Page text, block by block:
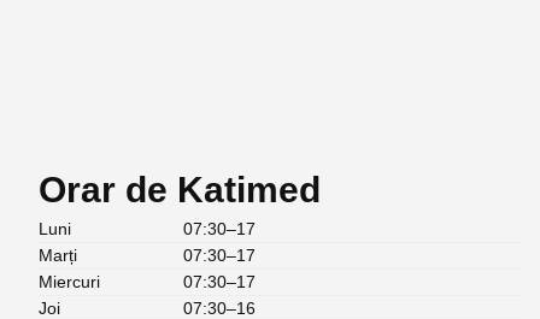
Orar de Katimed
Luni
07:30–17
Marți
07:30–17
Miercuri
07:30–17
Joi
07:30–16